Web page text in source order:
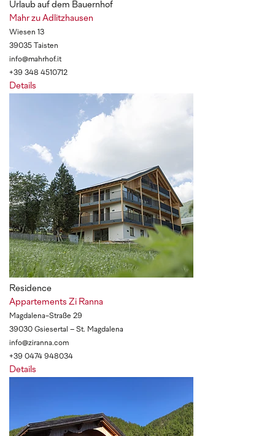
Urlaub auf dem Bauernhof
Mahr zu Adlitzhausen
Wiesen 13
39035 Taisten
info@mahrhof.it
+39 348 4510712
Details
Residence
Appartements Zi Ranna
Magdalena-Straße 29
39030 Gsiesertal – St. Magdalena
info@ziranna.com
+39 0474 948034
Details